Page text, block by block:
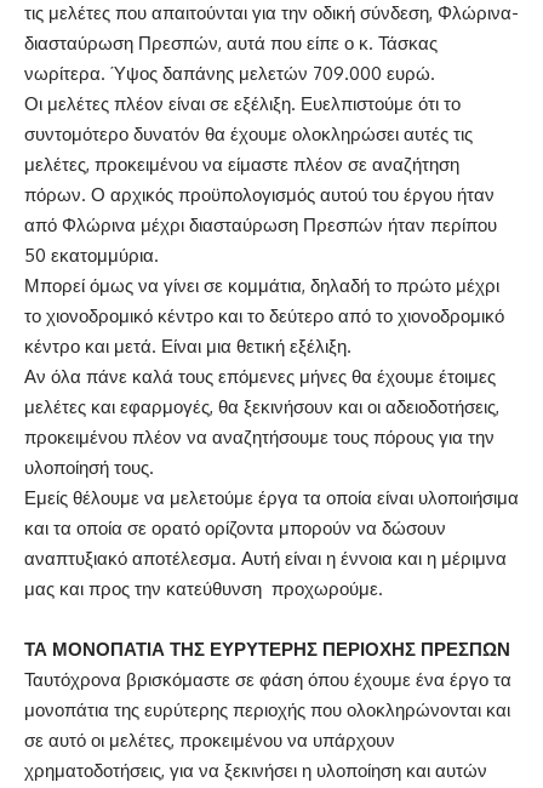
τις μελέτες που απαιτούνται για την οδική σύνδεση, Φλώρινα-
διασταύρωση Πρεσπών, αυτά που είπε ο κ. Τάσκας
νωρίτερα. Ύψος δαπάνης μελετών 709.000 ευρώ.
Οι μελέτες πλέον είναι σε εξέλιξη. Ευελπιστούμε ότι το
συντομότερο δυνατόν θα έχουμε ολοκληρώσει αυτές τις
μελέτες, προκειμένου να είμαστε πλέον σε αναζήτηση
πόρων. Ο αρχικός προϋπολογισμός αυτού του έργου ήταν
από Φλώρινα μέχρι διασταύρωση Πρεσπών ήταν περίπου
50 εκατομμύρια.
Μπορεί όμως να γίνει σε κομμάτια, δηλαδή το πρώτο μέχρι
το χιονοδρομικό κέντρο και το δεύτερο από το χιονοδρομικό
κέντρο και μετά. Είναι μια θετική εξέλιξη.
Αν όλα πάνε καλά τους επόμενες μήνες θα έχουμε έτοιμες
μελέτες και εφαρμογές, θα ξεκινήσουν και οι αδειοδοτήσεις,
προκειμένου πλέον να αναζητήσουμε τους πόρους για την
υλοποίησή τους.
Εμείς θέλουμε να μελετούμε έργα τα οποία είναι υλοποιήσιμα
και τα οποία σε ορατό ορίζοντα μπορούν να δώσουν
αναπτυξιακό αποτέλεσμα. Αυτή είναι η έννοια και η μέριμνα
μας και προς την κατεύθυνση προχωρούμε.
ΤΑ ΜΟΝΟΠΑΤΙΑ ΤΗΣ ΕΥΡΥΤΕΡΗΣ ΠΕΡΙΟΧΗΣ ΠΡΕΣΠΩΝ
Ταυτόχρονα βρισκόμαστε σε φάση όπου έχουμε ένα έργο τα
μονοπάτια της ευρύτερης περιοχής που ολοκληρώνονται και
σε αυτό οι μελέτες, προκειμένου να υπάρχουν
χρηματοδοτήσεις, για να ξεκινήσει η υλοποίηση και αυτών